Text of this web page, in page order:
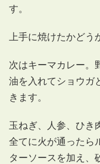
す。
上手に焼けたかどう
次はキーマカレー。
油を入れてショウガ
きます。
玉ねぎ、人参、ひき
全てに火が通ったら
ターソースを加え、